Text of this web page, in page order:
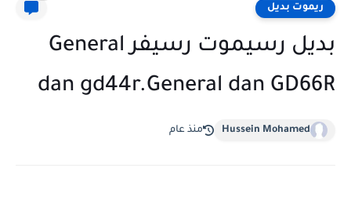
ريموت بديل
بديل رسيموت رسيفر General
dan gd44r.General dan GD66R
Hussein Mohamed منذ عام